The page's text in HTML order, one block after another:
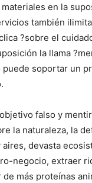
en la
también
?sobre el
la llama
soportar un
falso y
la naturaleza, la
devasta
negocio, extraer
más proteínas